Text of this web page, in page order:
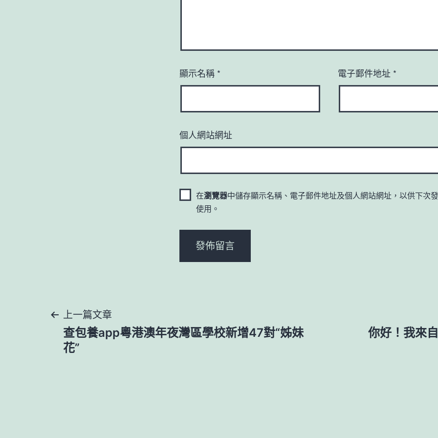
顯示名稱 * 電子郵件地址 *
個人網站網址
在瀏覽器中儲存顯示名稱、電子郵件地址及個人網站網址，以供下次
使用。
文
章
上一篇文章
查包養app粵港澳年夜灣區學校新增47對“姊妹
花”
你好！我來